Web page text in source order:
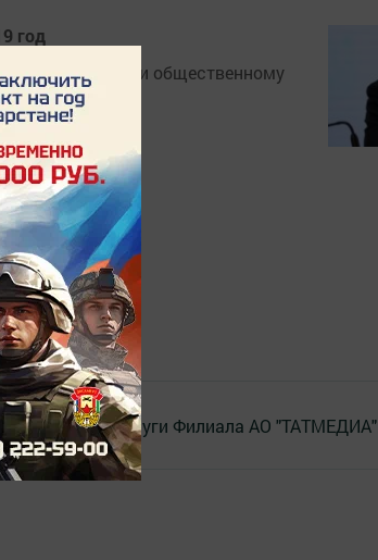
год
госвласти и общественному
Услуги Филиала АО "ТАТМЕДИА"